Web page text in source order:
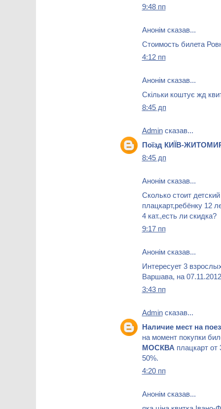
9:48 пп
Анонім сказав...
Стоимость билета
4:12 пп
Анонім сказав...
Скільки коштує жд
8:45 дп
Adminсказав...
Поїзд КИЇВ-
8:45 дп
Анонім сказав...
Сколько стоит
плацкарт,ребёнку 12
4 кат.,есть ли скидка?
9:17 пп
Анонім сказав...
Интересует 3
Варшава, на 07.11.2012
3:43 пп
Adminсказав...
Наличие мест на
на момент покупки
МОСКВА плацкарт от
50%.
4:20 пп
Анонім сказав...